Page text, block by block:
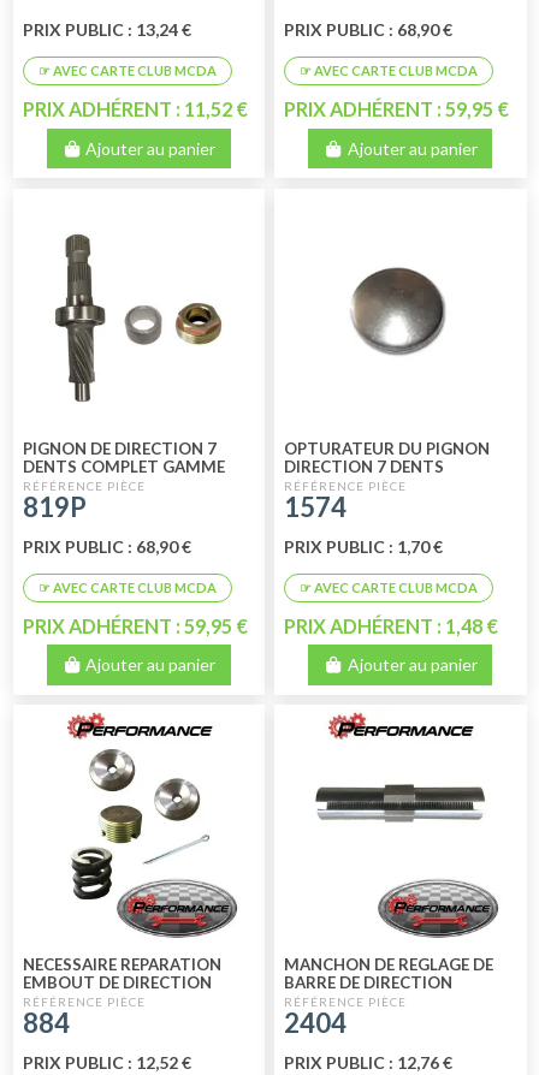
PRIX PUBLIC : 13,24 €
PRIX ADHÉRENT : 11,52 €
Ajouter au panier
PRIX PUBLIC : 68,90 €
PRIX ADHÉRENT : 59,95 €
Ajouter au panier
PIGNON DE DIRECTION 7
DENTS COMPLET GAMME
PERFORMANCE
819P
PRIX PUBLIC : 68,90 €
PRIX ADHÉRENT : 59,95 €
Ajouter au panier
OPTURATEUR DU PIGNON
DIRECTION 7 DENTS
1574
PRIX PUBLIC : 1,70 €
PRIX ADHÉRENT : 1,48 €
Ajouter au panier
NECESSAIRE REPARATION
EMBOUT DE DIRECTION
GAMME PERFORMANCE
884
PRIX PUBLIC : 12,52 €
MANCHON DE REGLAGE DE
BARRE DE DIRECTION
GAMME PERFORMANCE
2404
PRIX PUBLIC : 12,76 €